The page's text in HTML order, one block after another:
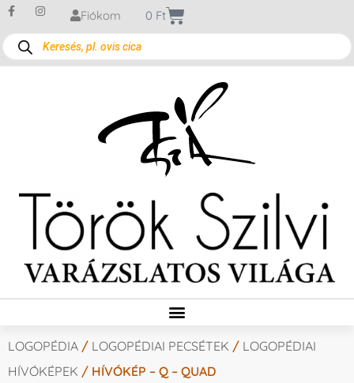
Fiókom 0 Ft
LOGOPÉDIA / LOGOPÉDIAI PECSÉTEK / LOGOPÉDIAI
HÍVÓKÉPEK / HÍVÓKÉP – Q – QUAD